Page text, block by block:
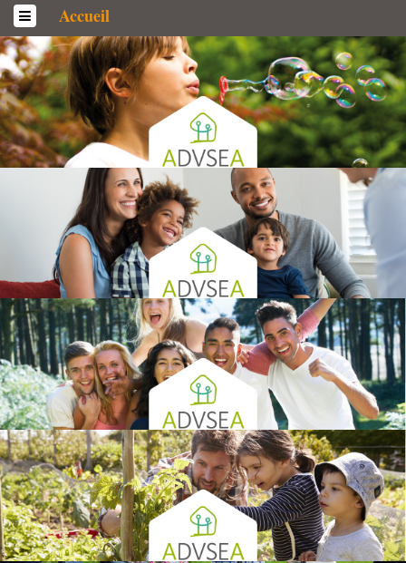
Accueil
L’association
Qui sommes-­nous ?
Généralités
Historique
Statuts et Règlement de fonctionnement
Nos partenaires
Institutionnels
Acteurs
Professionnels
Gouvernance
Conseil d’administration
Le siège
Son équipe